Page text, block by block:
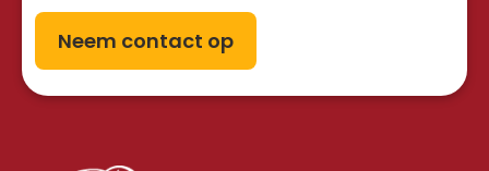
Neem contact op